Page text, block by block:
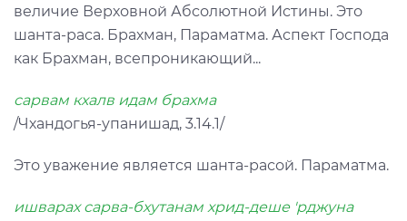
величие Верховной Абсолютной Истины. Это
шанта-раса. Брахман, Параматма. Аспект Господа
как Брахман, всепроникающий...
сарвам кхалв идам брахма
/Чхандогья-упанишад, 3.14.1/
Это уважение является шанта-расой. Параматма.
ишварах сарва-бхутанам хрид-деше 'рджуна